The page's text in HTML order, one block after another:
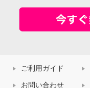
ご利用ガイド
お問い合わせ